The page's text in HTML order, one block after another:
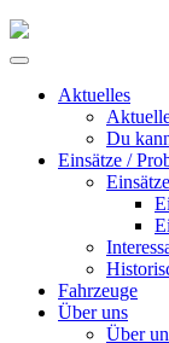
Skip
Primary
Aktuelles
Du
Einsätze /
Fahrzeuge
Über uns
Über